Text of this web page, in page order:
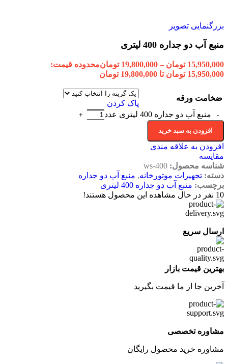
بزرگنمایی تصویر
منبع آب دو جداره 400 لیتری
15,950,000 تومان –
19,800,000 تومانمحدوده قیمت:
15,950,000 تومان تا 19,800,000 تومان
ضخامت ورقه
پاک کردن
منبع آب دو جداره 400 لیتری عدد
افزودن به سبد خرید
افزودن به علاقه مندی
مقایسه
شناسه محصول: ws-400
دسته: تجهیزات موتورخانه, منبع آب دو جداره
برچسب: منبع آب دو جداره 400 لیتری
10 نفر در حال مشاهده این محصول هستند!
ارسال سریع
بهترین قیمت بازار
آخرین جا از ما قیمت بگیرید
مشاوره تخصصی
مشاوره خرید محصول رایگان